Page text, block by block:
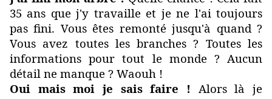
35 ans que j'y travaille et je ne l'ai toujours
pas fini. Vous êtes remonté jusqu'à quand ?
Vous avez toutes les branches ? Toutes les
informations pour tout le monde ? Aucun
détail ne manque ? Waouh !
Oui mais moi je sais faire ! Alors là je